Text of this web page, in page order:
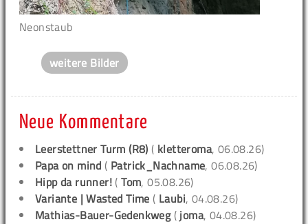
Neonstaub
weitere Bilder
Neue Kommentare
Leerstettner Turm (R8) ( kletteroma, 06.08.26)
Papa on mind ( Patrick_Nachname, 06.08.26)
Hipp da runner! (Tom, 05.08.26)
Variante | Wasted Time ( Laubi, 04.08.26)
Mathias-Bauer-Gedenkweg( joma, 04.08.26)